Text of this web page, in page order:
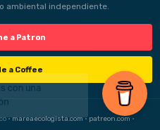
ambiental independiente.
a Patron
a Coffee
·mareaecologista.com· patreon.com ·